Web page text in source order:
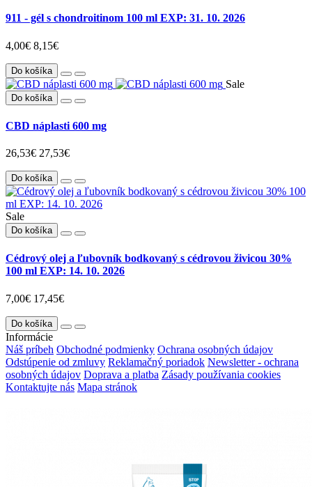
911 - gél s chondroitinom 100 ml EXP: 31. 10. 2026
4,00€ 8,15€
Do košíka
Sale
Do košíka
CBD náplasti 600 mg
26,53€ 27,53€
Do košíka
Sale
Do košíka
Cédrový olej a ľubovník bodkovaný s cédrovou živicou 30%
100 ml EXP: 14. 10. 2026
7,00€ 17,45€
Do košíka
Informácie
Náš príbeh Obchodné podmienky Ochrana osobných údajov
Odstúpenie od zmluvy Reklamačný poriadok Newsletter - ochrana
osobných údajov Doprava a platba Zásady používania cookies
Kontaktujte nás Mapa stránok